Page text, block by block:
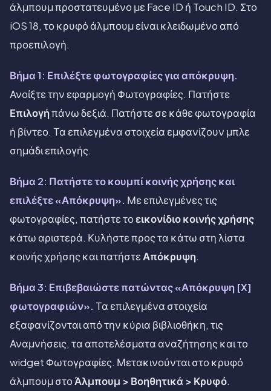
άλμπουμ προστατευμένο με Face ID ή Touch ID. Στο
iOS 18, το κρυφό άλμπουμ είναι κλειδωμένο από
προεπιλογή.
Βήμα 1: Επιλέξτε φωτογραφίες για απόκρυψη.
Ανοίξτε την εφαρμογή Φωτογραφίες. Πατήστε
Επιλογήπάνω δεξιά. Πατήστε σε κάθε φωτογραφία
ή βίντεο. Τα επιλεγμένα στοιχεία εμφανίζουν μπλε
σημάδι επιλογής.
Βήμα 2: Πατήστε το κουμπί κοινής χρήσης και
επιλέξτε «Απόκρυψη». Με επιλεγμένες τις
φωτογραφίες, πατήστε τοεικονίδιο κοινής χρήσης
κάτω αριστερά. Κυλήστε προς τα κάτω στη λίστα
κοινής χρήσης και πατήστεΑπόκρυψη.
Βήμα 3: Επιβεβαιώστε πατώντας «Απόκρυψη [X]
φωτογραφιών». Τα επιλεγμένα στοιχεία
εξαφανίζονται από την κύρια βιβλιοθήκη, τις
Αναμνήσεις, τα αποτελέσματα αναζήτησης και το
widget Φωτογραφίες. Μετακινούνται στο κρυφό
άλμπουμ στοΆλμπουμ > Βοηθητικά > Κρυφό.